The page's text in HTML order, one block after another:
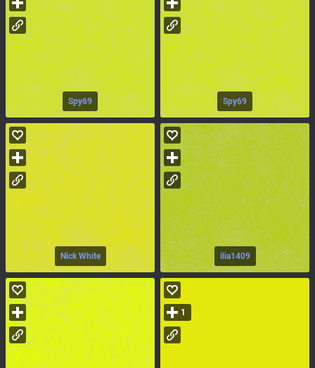
Spy69 Spy69
Nick White ilia1409
1